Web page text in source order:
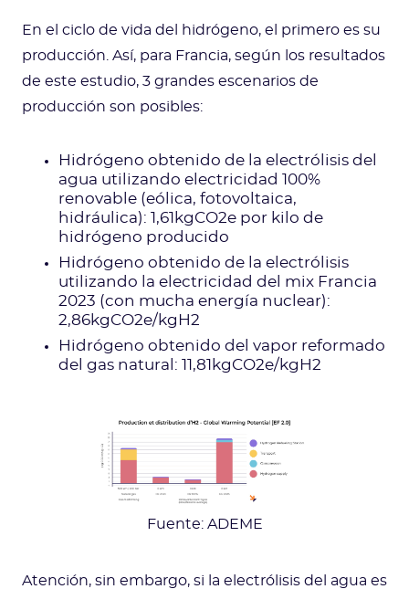
En el ciclo de vida del hidrógeno, el primero es su
producción. Así, para Francia, según los resultados
de este estudio, 3 grandes escenarios de
producción son posibles:
Hidrógeno obtenido de la electrólisis del
agua utilizando electricidad 100%
renovable (eólica, fotovoltaica,
hidráulica): 1,61kgCO2e por kilo de
hidrógeno producido
Hidrógeno obtenido de la electrólisis
utilizando la electricidad del mix Francia
2023 (con mucha energía nuclear):
2,86kgCO2e/kgH2
Hidrógeno obtenido del vapor reformado
del gas natural: 11,81kgCO2e/kgH2
Fuente: ADEME
Atención, sin embargo, si la electrólisis del agua es